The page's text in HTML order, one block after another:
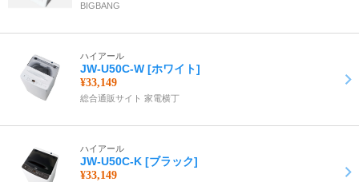
BIGBANG
ハイアール
JW-U50C-W [ホワイト]
¥33,149
総合通販サイト 家電横丁
ハイアール
JW-U50C-K [ブラック]
¥33,149